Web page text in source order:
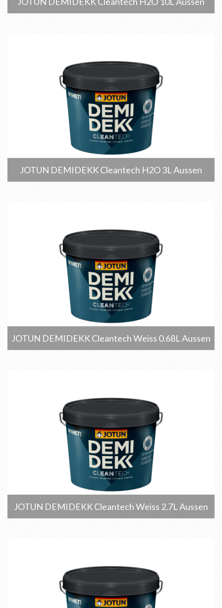
JOTUN DEMIDEKK Cleantech H2O 3L Aussen
JOTUN DEMIDEKK Cleantech Weiss 0.68L Aussen
JOTUN DEMIDEKK Cleantech Weiss 2.7L Aussen